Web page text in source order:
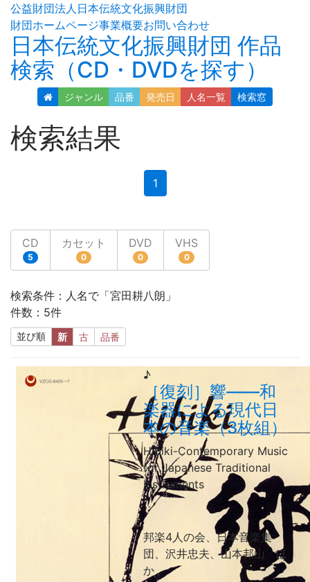
公益財団法人日本伝統文化振興財団
財団ホームページ事業概要お問い合わせ
日本伝統文化振興財団 作品
検索（CD・DVDを探す）
ジャンル 品番 発売日 人名一覧 検索窓
検索結果
1(current)
CD
5
カセット
0
DVD
0
VHS
0
検索条件：人名で「宮田耕八朗」
件数：5件
並び順 新 古 品番
♪
［復刻］響——和
楽器による現代日
本の音楽（3枚組）
Hibiki-Contemporary Music
for Japanese Traditional
Instruments
邦楽4人の会、日本音楽集
団、沢井忠夫、山本邦山ほ
か